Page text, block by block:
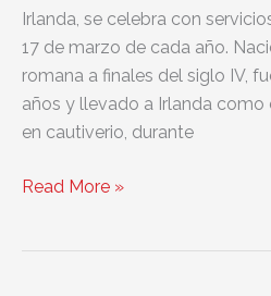
Irlanda, se celebra con
17 de marzo de cada año.
romana a finales del siglo IV,
años y llevado a Irlanda como
en cautiverio, durante
St.
Read More »